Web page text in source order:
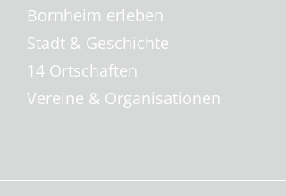
Bornheim erleben
Stadt & Geschichte
14 Ortschaften
Vereine & Organisationen